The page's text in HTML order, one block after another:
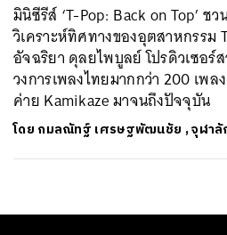
มินิซีรีส์ ‘T-Pop: Back on Top’
วิเคราะห์ทิศทางของอุตสาหกรรม
อัจฉริยา ดุลยไพบูลย์ โปรดิวเซอร์
วงการเพลงไทยมากกว่า 200 เพ
ค่าย Kamikaze มาจนถึงปัจจุบัน
โดย กมลณัทฐ์ เศรษฐพัฒนชัย ,จุฬาลั